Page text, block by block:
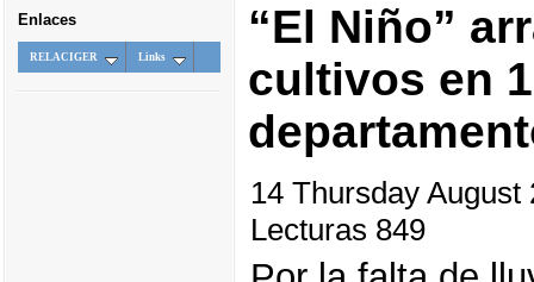
Enlaces
RELACIGER Links
“El Niño”
cultivos en
14 Thursday
Lecturas 849